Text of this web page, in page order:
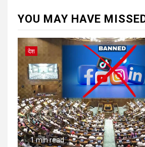
YOU MAY HAVE
देश
1 min read